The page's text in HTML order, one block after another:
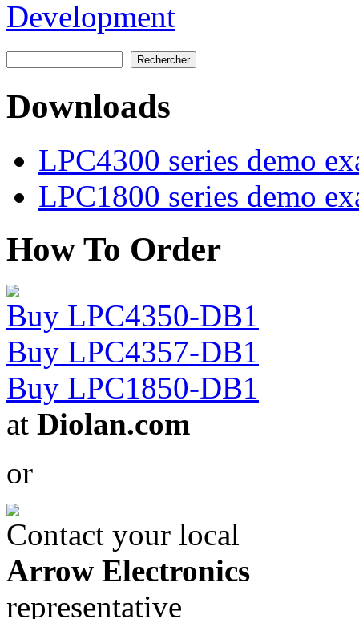
Formulaire de recherche
Downloads
LPC4300 series demo
LPC1800 series demo
How To Order
Buy LPC4350-DB1
Buy LPC4357-DB1
Buy LPC1850-DB1
at Diolan.com
or
Contact your local
Arrow Electronics
representative